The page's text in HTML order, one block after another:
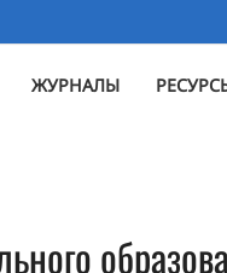
ЖУРНАЛЫ